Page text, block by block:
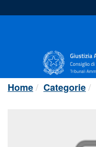
al
Home Categorie